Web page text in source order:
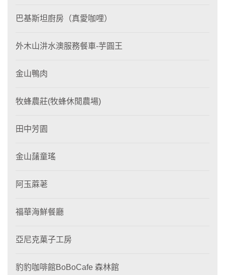
巴基斯坦廚房（真愛咖哩）
外木山汫水澳服務餐車-芋圓王
金山鴨肉
牧蜂農莊(牧蜂休閒農場)
田中芳園
金山藷童瑤
阿玉蔴荖
福華海鮮餐廳
亞尼克菓子工房
豹豹咖啡館BoBoCafe 森林館